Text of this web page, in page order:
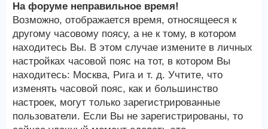
На форуме неправильное время!
Возможно, отображается время, относящееся к
другому часовому поясу, а не к тому, в котором
находитесь Вы. В этом случае измените в личных
настройках часовой пояс на тот, в котором Вы
находитесь: Москва, Рига и т. д. Учтите, что
изменять часовой пояс, как и большинство
настроек, могут только зарегистрированные
пользователи. Если Вы не зарегистрированы, то